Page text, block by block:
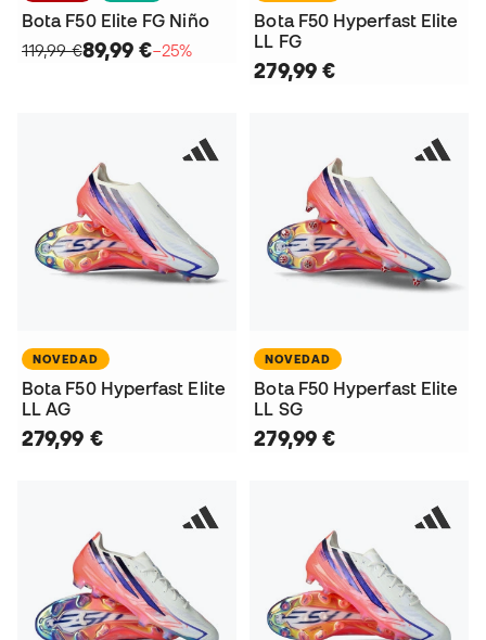
Bota F50 Elite FG Niño
119,99 €89,99 €−25%
Bota F50 Hyperfast Elite
LL FG
279,99 €
NOVEDAD
Bota F50 Hyperfast Elite
LL AG
279,99 €
NOVEDAD
Bota F50 Hyperfast Elite
LL SG
279,99 €